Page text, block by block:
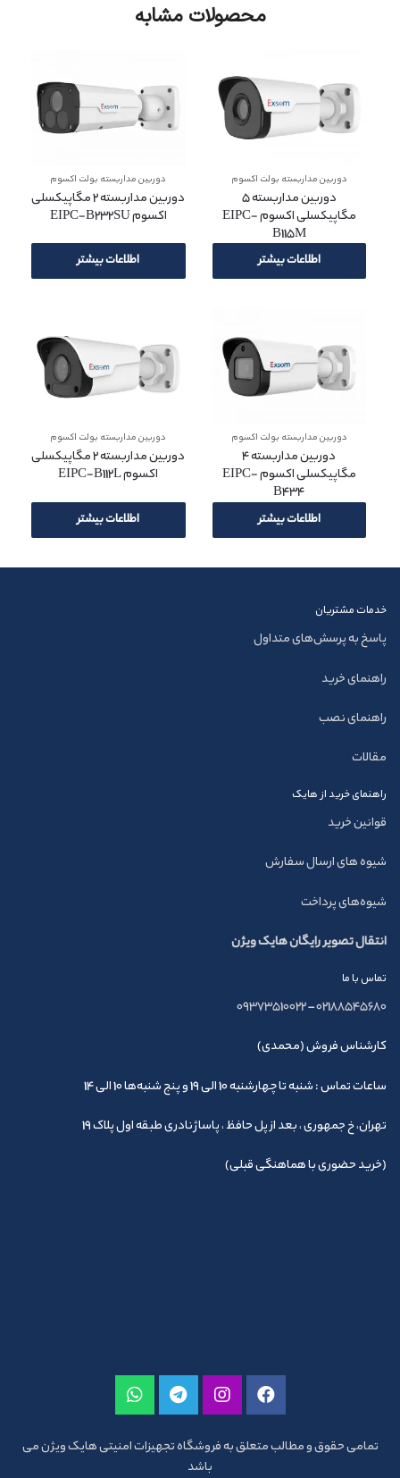
محصولات مشابه
دوربین مداربسته بولت اکسوم
دوربین مداربسته 5
مگاپیکسلی اکسوم EIPC-
B115M
اطلاعات بیشتر
دوربین مداربسته بولت اکسوم
دوربین مداربسته 2 مگاپیکسلی
اکسوم EIPC-B232SU
اطلاعات بیشتر
دوربین مداربسته بولت اکسوم
دوربین مداربسته 4
مگاپیکسلی اکسوم EIPC-
B434
اطلاعات بیشتر
دوربین مداربسته بولت اکسوم
دوربین مداربسته 2 مگاپیکسلی
اکسوم EIPC-B112L
اطلاعات بیشتر
خدمات مشتریان
پاسخ به پرسش‌های متداول
راهنمای خرید
راهنمای نصب
مقالات
راهنمای خرید از هایک
قوانین خرید
شیوه های ارسال سفارش
شیوه‌های پرداخت
انتقال تصویر رایگان هایک ویژن
تماس با ما
02188545680
–
09373510022
کارشناس فروش (محمدی)
ساعات تماس : شنبه تا چهارشنبه 10 الی 19 و پنج شنبه‌ها 10 الی 14
تهران، خ جمهوری ، بعد از پل حافظ ، پاساژ نادری طبقه اول پلاک 19
(خرید حضوری با هماهنگی قبلی)
تمامی حقوق و مطالب متعلق به فروشگاه تجهیزات امنیتی هایک ویژن می
باشد